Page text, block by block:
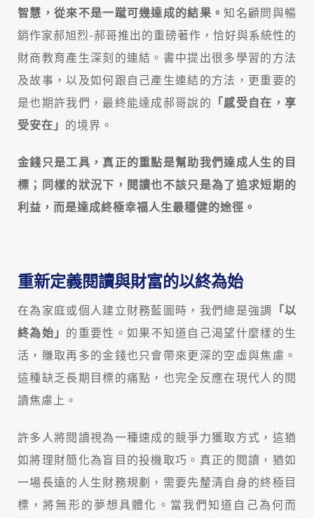
智慧，從來不是一蹴可幾達成的結果。知名顧問與暢
銷作家郝旭烈-郝哥推出的重磅著作，恰好與系統性的
財商教育產生深刻的連結。書中提出很多學習的方法
及故事，以及如何跟自己產生連結的方法，更重要的
是也期許我們，最終能達成郝哥說的
「感受自在，享
受安在」 的境界。
金錢只是工具，真正的重點是幫助我們達成人生的目
標；同樣的狀況下，閱讀也不該只是為了追求短期的
利益，而是達成終極幸福人生最穩健的途徑。
重新定義閱讀與財富的以終為始
在為家庭或個人建立財務藍圖時，我們總是強調
「以
終為始」 的重要性。如果不知道自己渴望什麼樣的生
活，賺取再多的金錢也只會帶來更深的空虛與焦慮。
這種缺乏長期目標的痛點，也完全反應在現代人的閱
讀焦慮上。
許多人將閱讀視為一種速成的競爭力獲取方式，這猶
如將理財簡化為盲目的投機取巧。真正的閱讀，猶如
一場長遠的人生財務規劃，需要先釐清自身的終極目
標，將無形的夢想具體化。當我們知道自己為何而